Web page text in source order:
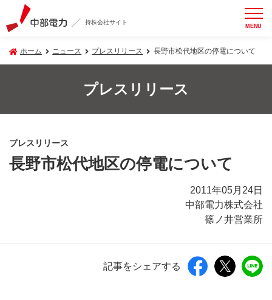
持株会社サイト MENU
ホーム ニュース プレスリリース 長野市松代地区の停電について
プレスリリース
プレスリリース
長野市松代地区の停電について
2011年05月24日
中部電力株式会社
篠ノ井営業所
記事をシェアする